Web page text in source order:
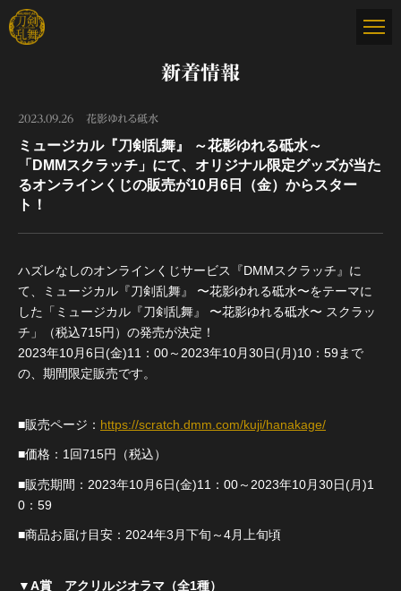
新着情報
2023.09.26 花影ゆれる砥水
ミュージカル『刀剣乱舞』 ～花影ゆれる砥水～
「DMMスクラッチ」にて、オリジナル限定グッズが当た
るオンラインくじの販売が10月6日（金）からスター
ト！
ハズレなしのオンラインくじサービス『DMMスクラッチ』に
て、ミュージカル『刀剣乱舞』 〜花影ゆれる砥水〜をテーマに
した「ミュージカル『刀剣乱舞』 〜花影ゆれる砥水〜 スクラッ
チ」（税込715円）の発売が決定！
2023年10月6日(金)11：00～2023年10月30日(月)10：59まで
の、期間限定販売です。
■販売ページ： https://scratch.dmm.com/kuji/hanakage/
■価格：1回715円（税込）
■販売期間：2023年10月6日(金)11：00～2023年10月30日(月)1
0：59
■商品お届け目安：2024年3月下旬～4月上旬頃
▼A賞 アクリルジオラマ（全1種）